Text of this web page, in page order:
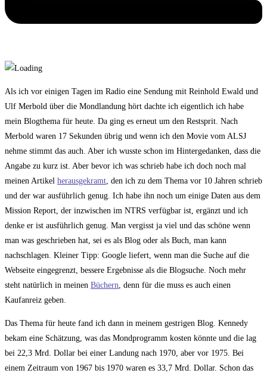
Als ich vor einigen Tagen im Radio eine Sendung mit Reinhold Ewald und
Ulf Merbold über die Mondlandung hört dachte ich eigentlich ich habe
mein Blogthema für heute. Da ging es erneut um den Restsprit. Nach
Merbold waren 17 Sekunden übrig und wenn ich den Movie vom ALSJ
nehme stimmt das auch. Aber ich wusste schon im Hintergedanken, dass die
Angabe zu kurz ist. Aber bevor ich was schrieb habe ich doch noch mal
meinen Artikel herausgekramt , den ich zu dem Thema vor 10 Jahren schrieb
und der war ausführlich genug. Ich habe ihn noch um einige Daten aus dem
Mission Report, der inzwischen im NTRS verfügbar ist, ergänzt und ich
denke er ist ausführlich genug. Man vergisst ja viel und das schöne wenn
man was geschrieben hat, sei es als Blog oder als Buch, man kann
nachschlagen. Kleiner Tipp: Google liefert, wenn man die Suche auf die
Webseite eingegrenzt, bessere Ergebnisse als die Blogsuche. Noch mehr
steht natürlich in meinen Büchern , denn für die muss es auch einen
Kaufanreiz geben.
Das Thema für heute fand ich dann in meinem gestrigen Blog. Kennedy
bekam eine Schätzung, was das Mondprogramm kosten könnte und die lag
bei 22,3 Mrd. Dollar bei einer Landung nach 1970, aber vor 1975. Bei
einem Zeitraum von 1967 bis 1970 waren es 33,7 Mrd. Dollar. Schon das